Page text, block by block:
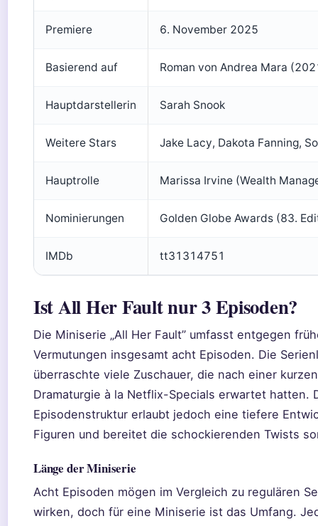
Premiere 6. November 2025
Basierend auf Roman von Andrea Mara
Hauptdarstellerin Sarah Snook
Weitere Stars Jake Lacy, Dakota Fanning,
Hauptrolle Marissa Irvine (Wealth
Nominierungen Golden Globe Awards (83.
IMDb tt31314751
Ist All Her Fault nur 3 Episoden?
Die Miniserie „All Her Fault” umfasst entgegen
Vermutungen insgesamt acht Episoden. Die
überraschte viele Zuschauer, die nach einer
Dramaturgie à la Netflix-Specials erwartet hatten.
Episodenstruktur erlaubt jedoch eine tiefere
Figuren und bereitet die schockierenden Twists
Länge der Miniserie
Acht Episoden mögen im Vergleich zu regulären
wirken, doch für eine Miniserie ist das Umfang.